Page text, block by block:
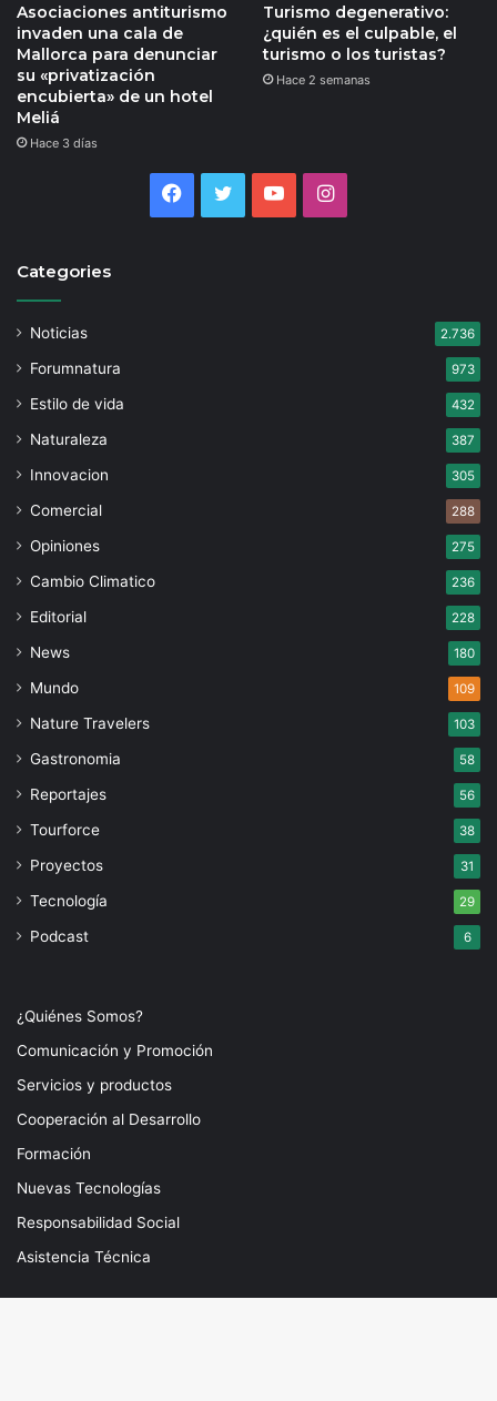
Asociaciones antiturismo
invaden una cala de
Mallorca para denunciar
su «privatización
encubierta» de un hotel
Meliá
Hace 3 días
Turismo degenerativo:
¿quién es el culpable, el
turismo o los turistas?
Hace 2 semanas
Facebook
TwitterYouTubeInstagram
Categories
Noticias 2.736
Forumnatura 973
Estilo de vida 432
Naturaleza 387
Innovacion 305
Comercial 288
Opiniones 275
Cambio Climatico 236
Editorial 228
News 180
Mundo 109
Nature Travelers 103
Gastronomia 58
Reportajes 56
Tourforce 38
Proyectos 31
Tecnología 29
Podcast 6
¿Quiénes Somos?
Comunicación y Promoción
Servicios y productos
Cooperación al Desarrollo
Formación
Nuevas Tecnologías
Responsabilidad Social
Asistencia Técnica